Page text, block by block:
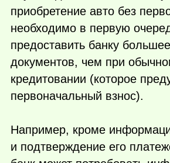
приобретение авто без
необходимо в первую
предоставить банку
документов, чем при
кредитовании (которое
первоначальный взнос).
Например, кроме
и подтверждение его